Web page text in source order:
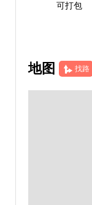
可打包
地图 找路